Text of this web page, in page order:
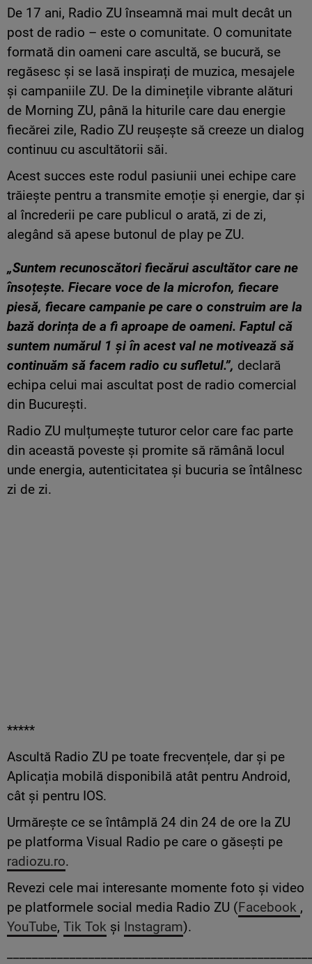
De 17 ani, Radio ZU înseamnă mai mult decât un
post de radio – este o comunitate. O comunitate
formată din oameni care ascultă, se bucură, se
regăsesc și se lasă inspirați de muzica, mesajele
și campaniile ZU. De la diminețile vibrante alături
de Morning ZU, până la hiturile care dau energie
fiecărei zile, Radio ZU reușește să creeze un dialog
continuu cu ascultătorii săi.
Acest succes este rodul pasiunii unei echipe care
trăiește pentru a transmite emoție și energie, dar și
al încrederii pe care publicul o arată, zi de zi,
alegând să apese butonul de play pe ZU.
„Suntem recunoscători fiecărui ascultător care ne
însoțește. Fiecare voce de la microfon, fiecare
piesă, fiecare campanie pe care o construim are la
bază dorința de a fi aproape de oameni. Faptul că
suntem numărul 1 și în acest val ne motivează să
continuăm să facem radio cu sufletul.”, declară
echipa celui mai ascultat post de radio comercial
din București.
Radio ZU mulțumește tuturor celor care fac parte
din această poveste și promite să rămână locul
unde energia, autenticitatea și bucuria se întâlnesc
zi de zi.
*****
Ascultă Radio ZU pe toate frecvențele, dar și pe
Aplicația mobilă disponibilă atât pentru Android,
cât și pentru IOS.
Urmărește ce se întâmplă 24 din 24 de ore la ZU
pe platforma Visual Radio pe care o găsești pe
radiozu.ro.
Revezi cele mai interesante momente foto și video
pe platformele social media Radio ZU (Facebook ,
YouTube, Tik Tok și Instagram).